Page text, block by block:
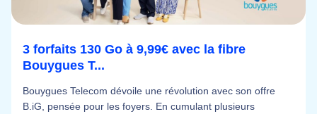
3 forfaits 130 Go à 9,99€ avec la fibre
Bouygues T...
Bouygues Telecom dévoile une révolution avec son offre
B.iG, pensée pour les foyers. En cumulant plusieurs